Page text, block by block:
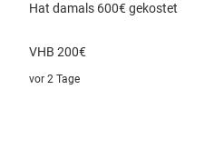
Hat damals 600€ gekostet
VHB 200€
vor 2 Tage